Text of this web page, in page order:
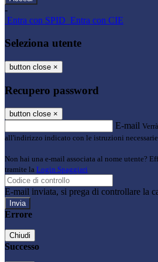
-
Entra con SPID Entra con CIE
Seleziona utente
button close ×
Recupero password
button close ×
E-mail
all'indirizzo indicato con le istruzioni
Non hai una e-mail associata al nome utente?
tramite la Login Spaggiari
E-mail inviata, si prega di controllare la
Errore
Chiudi
Successo